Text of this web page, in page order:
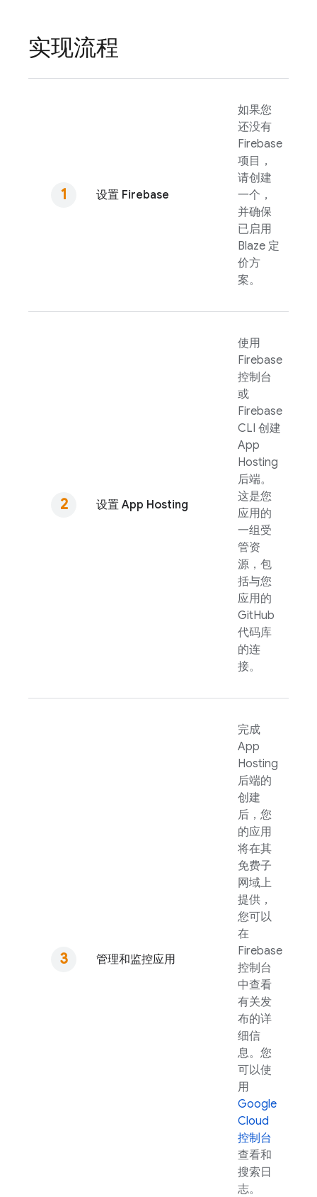
实现流程
设置 Firebase
如果您
还没有
Firebase
项目，
请创建
一个，
并确保
已启用
Blaze 定
价方
案。
设置 App Hosting
使用
Firebase
控制台
或
Firebase
CLI 创建
App
Hosting
后端。
这是您
应用的
一组受
管资
源，包
括与您
应用的
GitHub
代码库
的连
接。
管理和监控应用
完成
App
Hosting
后端的
创建
后，您
的应用
将在其
免费子
网域上
提供，
您可以
在
Firebase
控制台
中查看
有关发
布的详
细信
息。您
可以使
用
Google
Cloud
控制台
查看和
搜索日
志。